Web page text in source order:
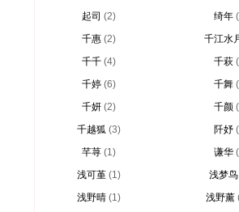
起司 (2) 绮年
千惠 (2)
千江水
千千 (4) 千萩
千婷 (6) 千舞
千妍 (2) 千颜
千越狐 (3) 阡妤
芊荨 (1) 谦华
浅可堇 (1)
浅梦鸟
浅野晴 (1) 浅野薰